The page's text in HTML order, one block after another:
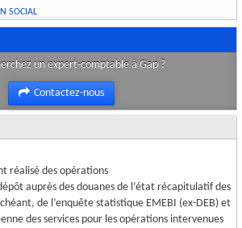
SOCIAL
un expert-comptable à Gap ?
Contactez-nous
réalisé des opérations
auprès des douanes de l’état récapitulatif des
de l’enquête statistique EMEBI (ex-DEB) et
des services pour les opérations intervenues